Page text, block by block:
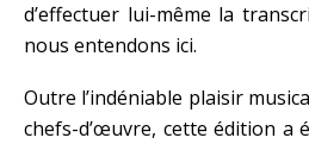
d’effectuer lui-même la
nous entendons ici.
Outre l’indéniable plaisir
chefs-d’œuvre, cette édition a